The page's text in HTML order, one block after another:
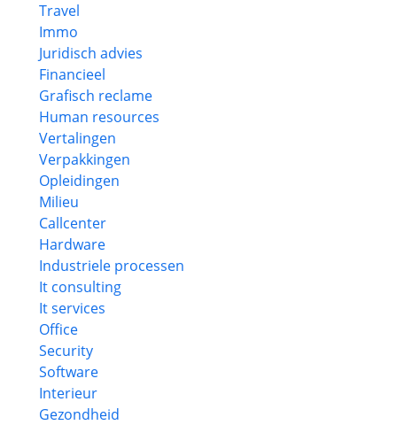
Travel
Immo
Juridisch advies
Financieel
Grafisch reclame
Human resources
Vertalingen
Verpakkingen
Opleidingen
Milieu
Callcenter
Hardware
Industriele processen
It consulting
It services
Office
Security
Software
Interieur
Gezondheid